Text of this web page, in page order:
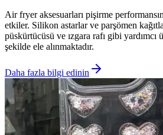
Air fryer aksesuarları pişirme
etkiler. Silikon astarlar ve parşömen
püskürtücüsü ve ızgara rafı gibi yardımcı
şekilde ele alınmaktadır.
Daha fazla bilgi edinin